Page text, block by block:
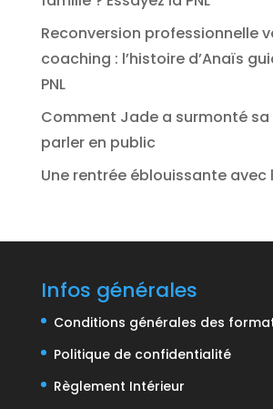
Reconversion professionnelle
coaching : l’histoire d’Anaïs
PNL
Comment Jade a surmonté sa
parler en public
Une rentrée éblouissante avec
Infos générales
Conditions générales des
Politique de confidentialité
Règlement Intérieur